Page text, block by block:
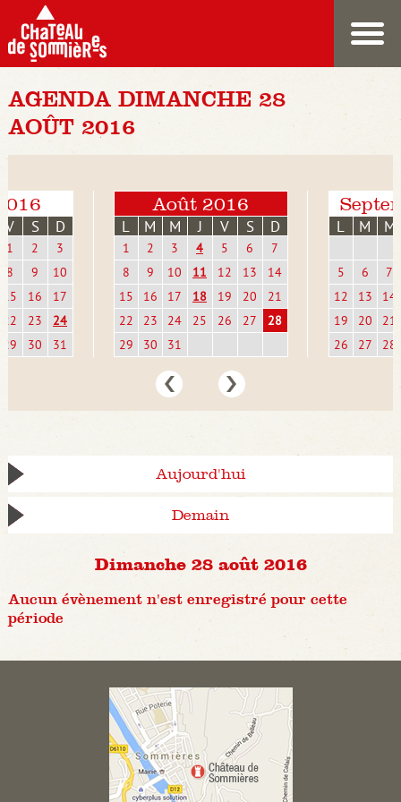
AGENDA DIMANCHE 28
AOÛT 2016
V S D
1 2
3
8
9
10
15
16
17
22
23
24
29
30 31
Août 2016
L M M J V S D
1 2 3 4 5 6
7
8
9 10 11 12 13
14
15
16 17 18 19 20
21
22
23 24 25 26 27
28
29
30 31
L M M
5 6
7
12
13
14
19
20
21
26
27 28
Aujourd'hui
Demain
Dimanche 28 août 2016
Aucun évènement n'est enregistré pour cette
période